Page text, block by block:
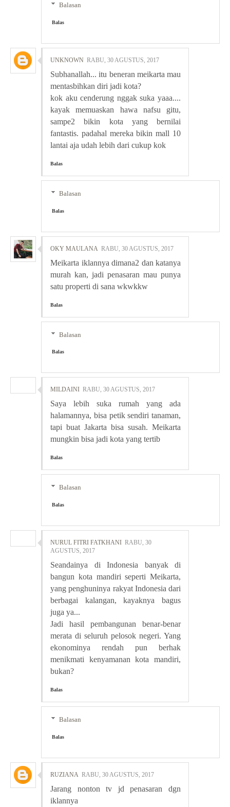
Balasan
Balas
UNKNOWN RABU, 30 AGUSTUS, 2017
Subhanallah... itu beneran meikarta mau
mentasbihkan diri jadi kota?
kok aku cenderung nggak suka yaaa....
kayak memuaskan hawa nafsu gitu,
sampe2 bikin kota yang bernilai
fantastis. padahal mereka bikin mall 10
lantai aja udah lebih dari cukup kok
Balas
Balasan
Balas
OKY MAULANA RABU, 30 AGUSTUS, 2017
Meikarta iklannya dimana2 dan katanya
murah kan, jadi penasaran mau punya
satu properti di sana wkwkkw
Balas
Balasan
Balas
MILDAINI RABU, 30 AGUSTUS, 2017
Saya lebih suka rumah yang ada
halamannya, bisa petik sendiri tanaman,
tapi buat Jakarta bisa susah. Meikarta
mungkin bisa jadi kota yang tertib
Balas
Balasan
Balas
NURUL FITRI FATKHANI RABU, 30
AGUSTUS, 2017
Seandainya di Indonesia banyak di
bangun kota mandiri seperti Meikarta,
yang penghuninya rakyat Indonesia dari
berbagai kalangan, kayaknya bagus
juga ya...
Jadi hasil pembangunan benar-benar
merata di seluruh pelosok negeri. Yang
ekonominya rendah pun berhak
menikmati kenyamanan kota mandiri,
bukan?
Balas
Balasan
Balas
RUZIANA RABU, 30 AGUSTUS, 2017
Jarang nonton tv jd penasaran dgn
iklannya